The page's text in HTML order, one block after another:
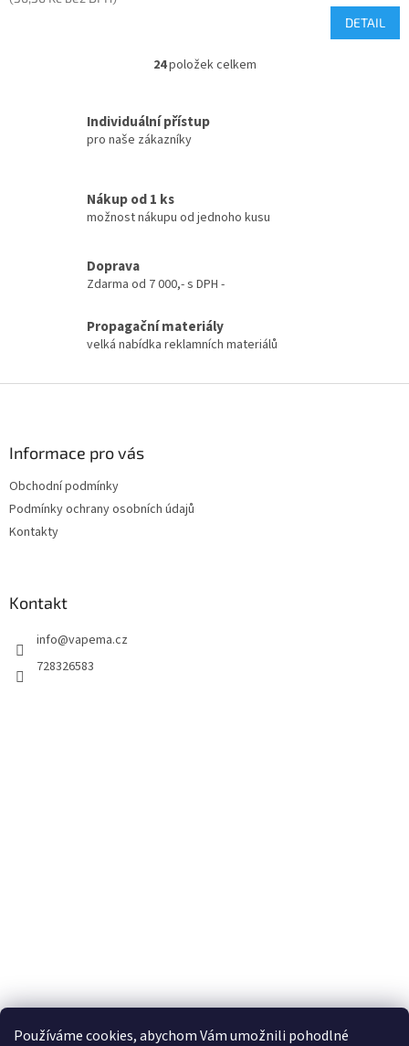
Používáme cookies, abychom Vám umožnili pohodlné
DETAIL
O
á
p
y
ý
p
i
u
24položek celkem
Individuální přístup
pro naše zákazníky
Nákup od 1 ks
možnost nákupu od jednoho kusu
Doprava
Zdarma od 7 000,- s DPH -
Propagační materiály
velká nabídka reklamních materiálů
Informace pro vás
Obchodní podmínky
Podmínky ochrany osobních údajů
Kontakty
Kontakt
info@vapema.cz
728326583